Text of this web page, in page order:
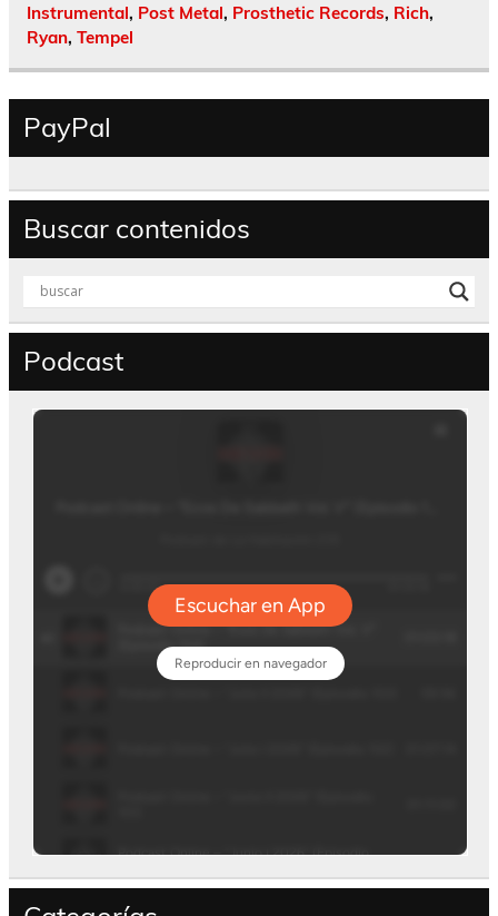
Instrumental, Post Metal, Prosthetic Records, Rich,
Ryan, Tempel
PayPal
Buscar contenidos
Podcast